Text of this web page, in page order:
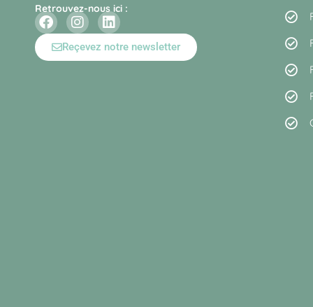
Retrouvez-nous ici :
Reçevez notre newsletter